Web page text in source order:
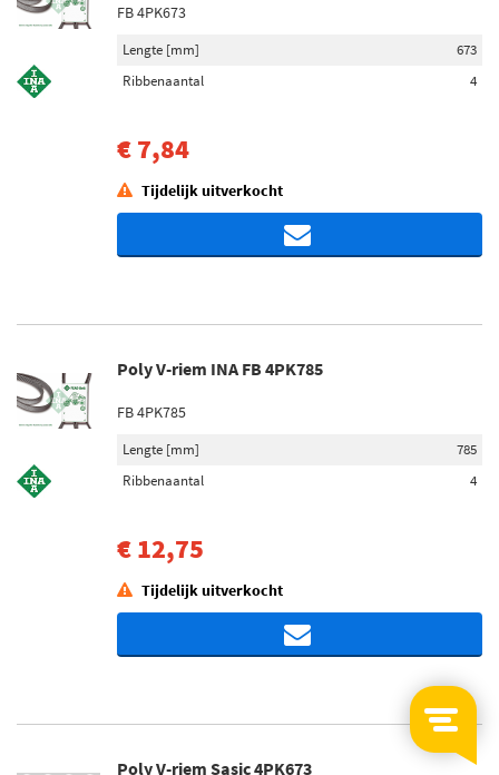
FB 4PK673
Lengte [mm]
673
Ribbenaantal
4
€ 7,84
Tijdelijk uitverkocht
Poly V-riem INA FB 4PK785
FB 4PK785
Lengte [mm]
785
Ribbenaantal
4
€ 12,75
Tijdelijk uitverkocht
Poly V-riem Sasic 4PK673